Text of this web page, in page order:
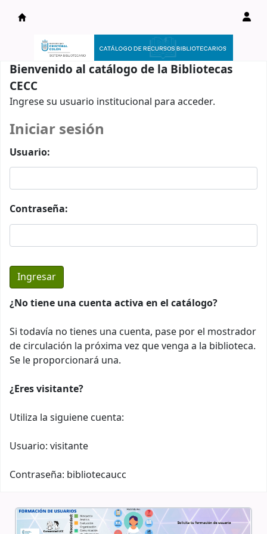
Catálogo en línea
Bienvenido al catálogo de la Bibliotecas
CECC
Ingrese su usuario institucional para acceder.
Iniciar sesión
Usuario:
Contraseña:
¿No tiene una cuenta activa en el catálogo?
Si todavía no tienes una cuenta, pase por el mostrador
de circulación la próxima vez que venga a la biblioteca.
Se le proporcionará una.
¿Eres visitante?
Utiliza la siguiene cuenta:
Usuario: visitante
Contraseña: bibliotecaucc